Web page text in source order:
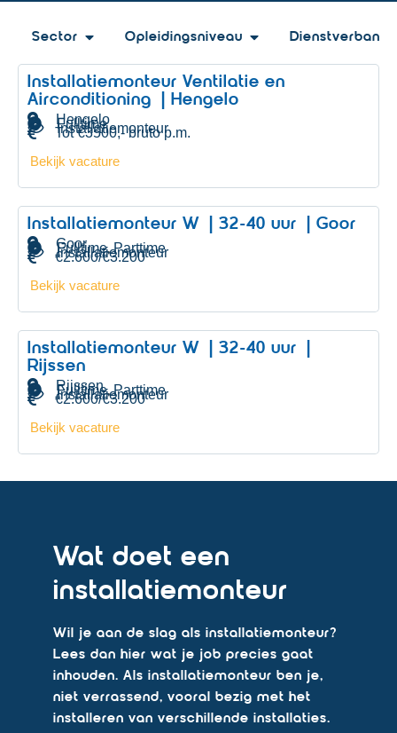
Sector Opleidingsniveau Dienstverband
Installatiemonteur Ventilatie en
Airconditioning | Hengelo
Hengelo
Fulltime
Installatiemonteur
Tot €3500,- bruto p.m.
Bekijk vacature
Installatiemonteur W | 32-40 uur | Goor
Goor
Fulltime, Parttime
Installatiemonteur
€2.600/€3.200
Bekijk vacature
Installatiemonteur W | 32-40 uur |
Rijssen
Rijssen
Fulltime, Parttime
Installatiemonteur
€2.600/€3.200
Bekijk vacature
Wat doet een
installatiemonteur
Wil je aan de slag als installatiemonteur?
Lees dan hier wat je job precies gaat
inhouden. Als installatiemonteur ben je,
niet verrassend, vooral bezig met het
installeren van verschillende installaties.